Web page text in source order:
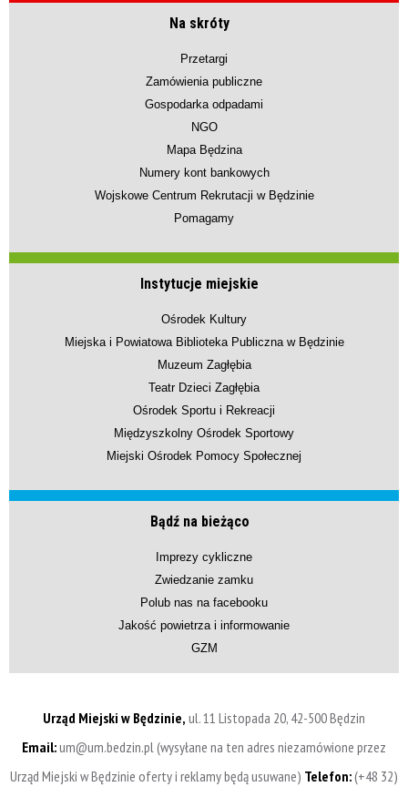
Na skróty
Przetargi
Zamówienia publiczne
Gospodarka odpadami
NGO
Mapa Będzina
Numery kont bankowych
Wojskowe Centrum Rekrutacji w Będzinie
Pomagamy
Instytucje miejskie
Ośrodek Kultury
Miejska i Powiatowa Biblioteka Publiczna w Będzinie
Muzeum Zagłębia
Teatr Dzieci Zagłębia
Ośrodek Sportu i Rekreacji
Międzyszkolny Ośrodek Sportowy
Miejski Ośrodek Pomocy Społecznej
Bądź na bieżąco
Imprezy cykliczne
Zwiedzanie zamku
Polub nas na facebooku
Jakość powietrza i informowanie
GZM
Urząd Miejski w Będzinie, ul. 11 Listopada 20, 42-500 Będzin
Email:um@um.bedzin.pl (wysyłane na ten adres niezamówione przez
Urząd Miejski w Będzinie oferty i reklamy będą usuwane) Telefon:(+48 32)